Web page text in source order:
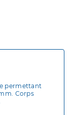
permettant
Corps